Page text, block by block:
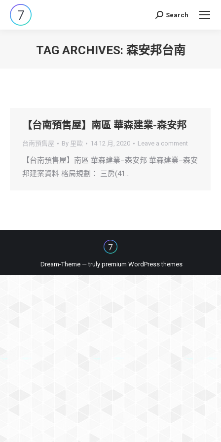
Search:
Search
TAG ARCHIVES: 森安邦台南
【台南預售屋】南區 華森建業-森安邦
台南預售屋 By 里歐 14 12 月, 2020 Leave a comment
【台南預售屋】南區 華森建業–森安邦 華森建業–森安
邦建案資料 格局規劃： 三房(41…
Dream-Theme — truly premium WordPress themes